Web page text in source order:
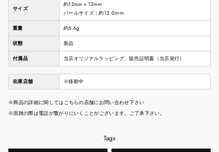
サイズ
約12mm x 12mm
パールサイズ：約12.0ｍｍ
重量 約5.6g
状態 新品
付属品 当店オリジナルラッピング、販売証明書（当店発行）
在庫店舗 ※移動中
※商品の詳細に関してはこちらの店舗にお問い合わせ下さい
※混雑の際は電話が繋がりにいくことがございます。ご了承下さい。
Tags